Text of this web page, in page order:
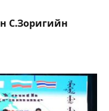
С.Зоригийн